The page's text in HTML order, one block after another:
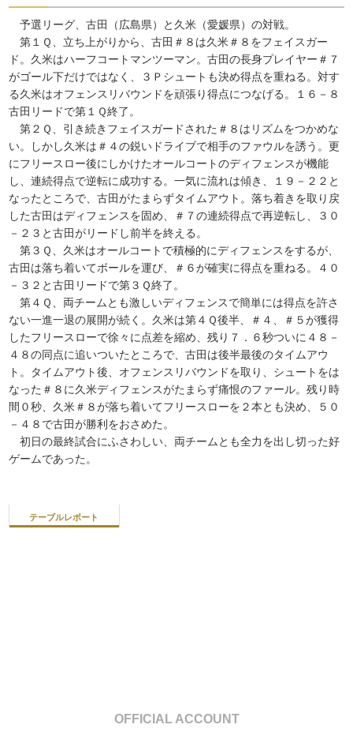
予選リーグ、古田（広島県）と久米（愛媛県）の対戦。
第１Ｑ、立ち上がりから、古田＃８は久米＃８をフェイスガー
ド。久米はハーフコートマンツーマン。古田の長身プレイヤー＃７
がゴール下だけではなく、３Ｐシュートも決め得点を重ねる。対す
る久米はオフェンスリバウンドを頑張り得点につなげる。１６－８
古田リードで第１Ｑ終了。
第２Ｑ、引き続きフェイスガードされた＃８はリズムをつかめな
い。しかし久米は＃４の鋭いドライブで相手のファウルを誘う。更
にフリースロー後にしかけたオールコートのディフェンスが機能
し、連続得点で逆転に成功する。一気に流れは傾き、１９－２２と
なったところで、古田がたまらずタイムアウト。落ち着きを取り戻
した古田はディフェンスを固め、＃７の連続得点で再逆転し、３０
－２３と古田がリードし前半を終える。
第３Ｑ、久米はオールコートで積極的にディフェンスをするが、
古田は落ち着いてボールを運び、＃６が確実に得点を重ねる。４０
－３２と古田リードで第３Ｑ終了。
第４Ｑ、両チームとも激しいディフェンスで簡単には得点を許さ
ない一進一退の展開が続く。久米は第４Ｑ後半、＃４、＃５が獲得
したフリースローで徐々に点差を縮め、残り７．６秒ついに４８－
４８の同点に追いついたところで、古田は後半最後のタイムアウ
ト。タイムアウト後、オフェンスリバウンドを取り、シュートをは
なった＃８に久米ディフェンスがたまらず痛恨のファール。残り時
間０秒、久米＃８が落ち着いてフリースローを２本とも決め、５０
－４８で古田が勝利をおさめた。
初日の最終試合にふさわしい、両チームとも全力を出し切った好
ゲームであった。
テーブルレポート
OFFICIAL ACCOUNT